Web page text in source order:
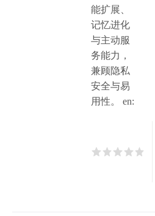
能扩展、
记忆进化
与主动服
务能力，
兼顾隐私
安全与易
用性。 en: